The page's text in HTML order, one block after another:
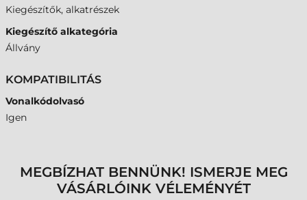
Kiegészítők, alkatrészek
Kiegészítő alkategória
Állvány
KOMPATIBILITÁS
Vonalkódolvasó
Igen
MEGBÍZHAT BENNÜNK! ISMERJE MEG
VÁSÁRLÓINK VÉLEMÉNYÉT